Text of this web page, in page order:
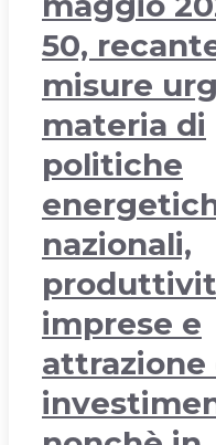
50,
misure
materia di
politiche
nazionali,
imprese e
attrazione